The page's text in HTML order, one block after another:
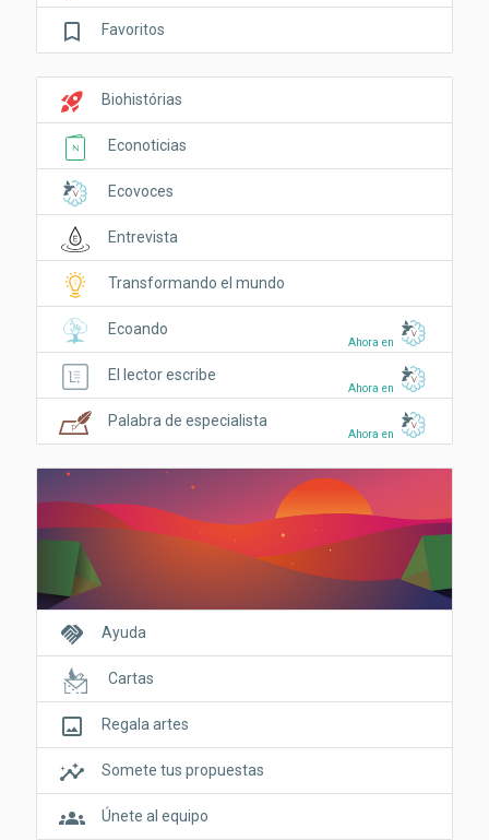
bookmark_border Favoritos
rocket_launch Biohistórias
Econoticias
Ecovoces
Entrevista
Transformando el mundo
Ahora en
Ecoando
Ahora en
El lector escribe
Ahora en
Palabra de especialista
handshake Ayuda
Cartas
crop_original Regala artes
insights Somete tus propuestas
groups Únete al equipo